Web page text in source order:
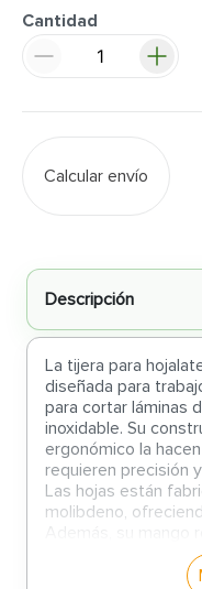
Cantidad
Calcular envío
Descripción
La tijera para
diseñada para
para cortar láminas
inoxidable. Su
ergonómico la
requieren precisión
Las hojas están
molibdeno,
proporciona un
deslizamientos